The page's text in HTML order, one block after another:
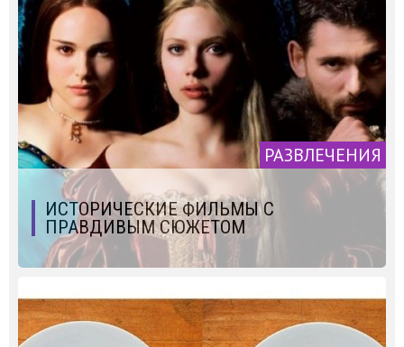
РАЗВЛЕЧЕНИЯ
ИСТОРИЧЕСКИЕ ФИЛЬМЫ С
ПРАВДИВЫМ СЮЖЕТОМ